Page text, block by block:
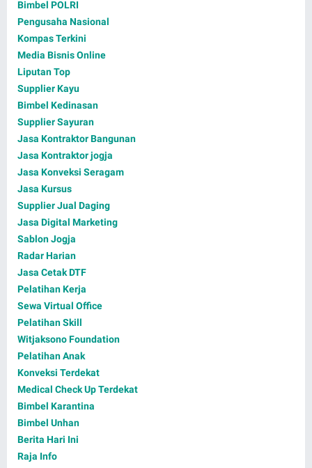
Bimbel POLRI
Pengusaha Nasional
Kompas Terkini
Media Bisnis Online
Liputan Top
Supplier Kayu
Bimbel Kedinasan
Supplier Sayuran
Jasa Kontraktor Bangunan
Jasa Kontraktor jogja
Jasa Konveksi Seragam
Jasa Kursus
Supplier Jual Daging
Jasa Digital Marketing
Sablon Jogja
Radar Harian
Jasa Cetak DTF
Pelatihan Kerja
Sewa Virtual Office
Pelatihan Skill
Witjaksono Foundation
Pelatihan Anak
Konveksi Terdekat
Medical Check Up Terdekat
Bimbel Karantina
Bimbel Unhan
Berita Hari Ini
Raja Info